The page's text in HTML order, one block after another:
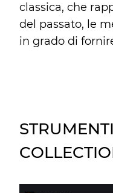
classica, che
del passato, le
in grado di